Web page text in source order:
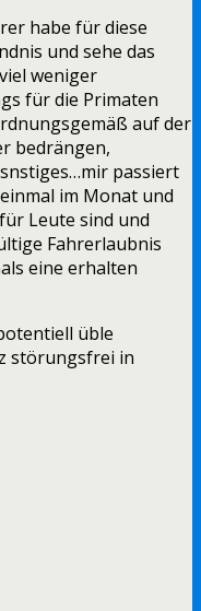
habe für diese
und sehe das
weniger
für die Primaten
auf der
bedrängen,
passiert
im Monat und
Leute sind und
Fahrerlaubnis
eine erhalten
üble
störungsfrei in